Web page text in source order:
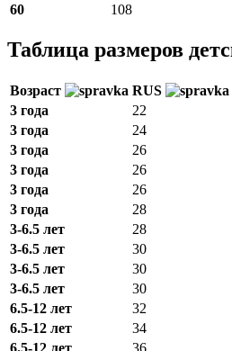
60
108
Таблица размеров
Возраст RUS
3 года
22
3 года
24
3 года
26
3 года
26
3 года
26
3 года
28
3-6.5 лет
28
3-6.5 лет
30
3-6.5 лет
30
3-6.5 лет
30
6.5-12 лет
32
6.5-12 лет
34